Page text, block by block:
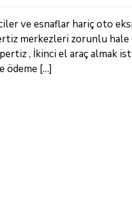
ve esnaflar hariç oto
merkezleri zorunlu
, İkinci el araç almak
ödeme […]